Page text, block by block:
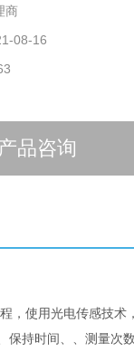
商
08-16
产品咨询
，使用光电传感技术
持时间、、测量次